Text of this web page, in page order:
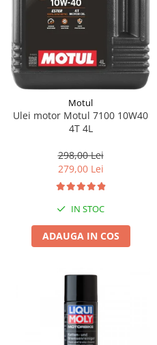
Motul
Ulei motor Motul 7100 10W40
4T 4L
298,00 Lei
279,00 Lei
IN STOC
ADAUGA IN COS